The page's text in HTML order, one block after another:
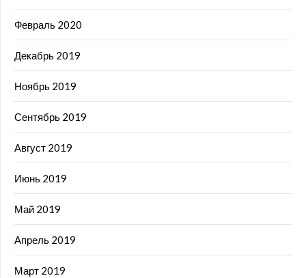
Февраль 2020
Декабрь 2019
Ноябрь 2019
Сентябрь 2019
Август 2019
Июнь 2019
Май 2019
Апрель 2019
Март 2019